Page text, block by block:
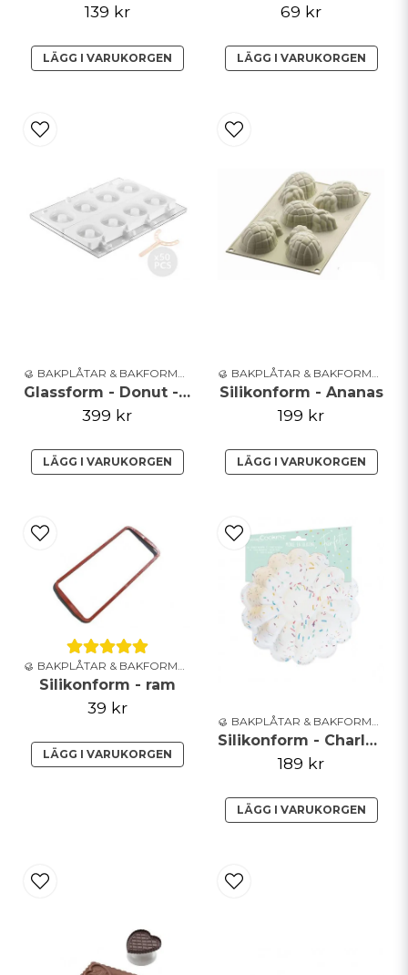
139 kr
LÄGG I VARUKORGEN
69 kr
LÄGG I VARUKORGEN
Glassform - Donut - Silikomart
399 kr
LÄGG I VARUKORGEN
Silikonform - Ananas
199 kr
LÄGG I VARUKORGEN
Silikonform - ram
39 kr
LÄGG I VARUKORGEN
Silikonform - Charlotte**
189 kr
LÄGG I VARUKORGEN